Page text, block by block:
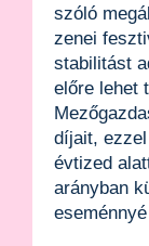
szóló
zenei
stabilitást
előre lehet
díjait,
évtized
arányban